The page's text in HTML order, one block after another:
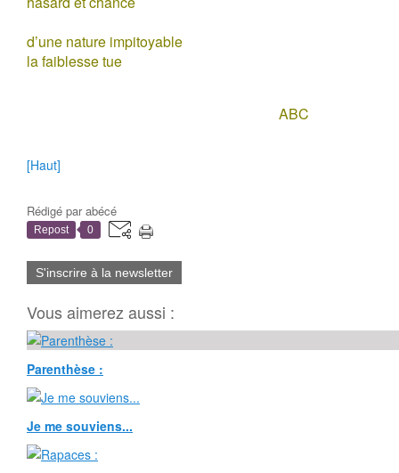
d’une nature impitoyable
la faiblesse tue
ABC
[Haut]
Rédigé parabécé
Repost 0
S'inscrire à la newsletter
Vous aimerez aussi :
Parenthèse :
Je me souviens...